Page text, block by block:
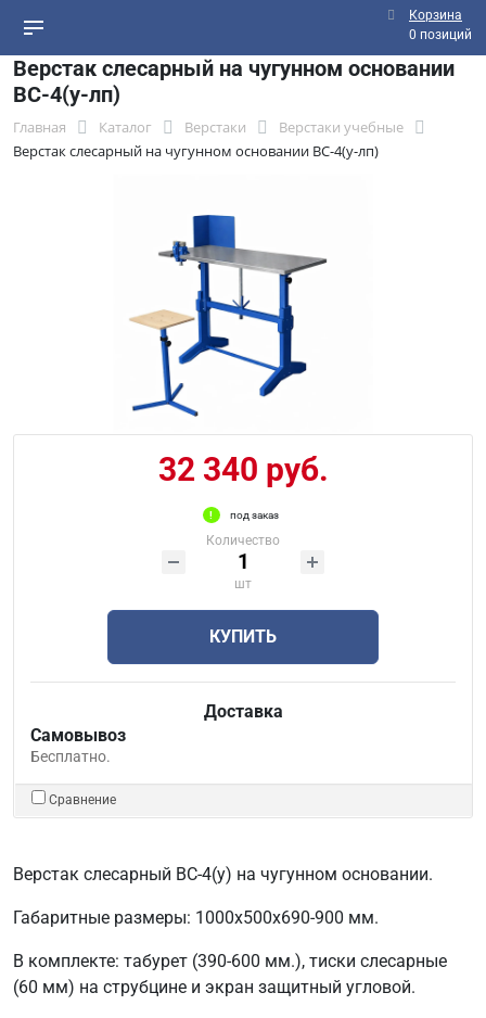
Корзина
0 позиций
Верстак слесарный на чугунном основании
ВС-4(у-лп)
Главная Каталог Верстаки
Верстаки учебные
Верстак слесарный на чугунном основании ВС-4(у-лп)
32 340 руб.
под заказ
Количество
шт
КУПИТЬ
Доставка
Самовывоз
Бесплатно.
Сравнение
Верстак слесарный ВС-4(у) на чугунном основании.
Габаритные размеры: 1000х500х690-900 мм.
В комплекте: табурет (390-600 мм.), тиски слесарные
(60 мм) на струбцине и экран защитный угловой.